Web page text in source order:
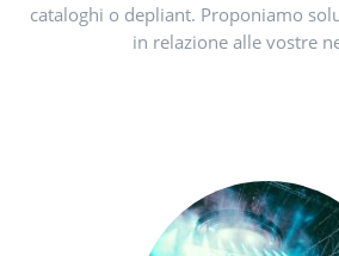
cataloghi o depliant. Proponiamo
in relazione alle vostre